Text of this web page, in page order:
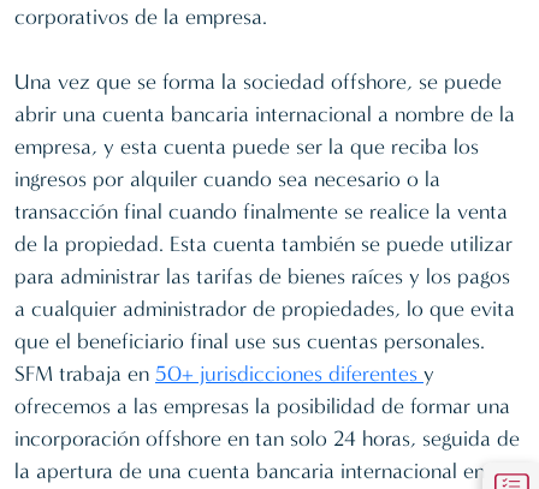
corporativos de la empresa.
Una vez que se forma la sociedad offshore, se puede
abrir una cuenta bancaria internacional a nombre de la
empresa, y esta cuenta puede ser la que reciba los
ingresos por alquiler cuando sea necesario o la
transacción final cuando finalmente se realice la venta
de la propiedad. Esta cuenta también se puede utilizar
para administrar las tarifas de bienes raíces y los pagos
a cualquier administrador de propiedades, lo que evita
que el beneficiario final use sus cuentas personales.
SFM trabaja en 50+ jurisdicciones diferentes y
ofrecemos a las empresas la posibilidad de formar una
incorporación offshore en tan solo 24 horas, seguida de
la apertura de una cuenta bancaria internacional en